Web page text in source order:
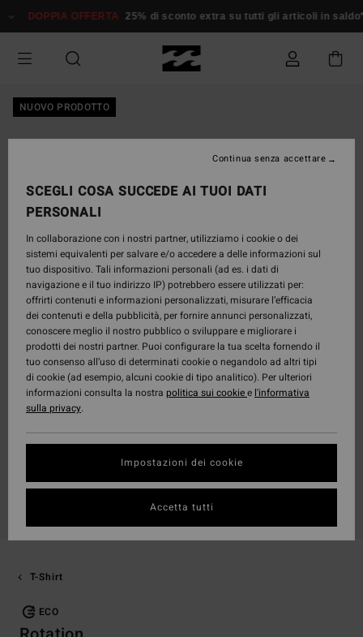
alle
prodotto
DOPPIA OFFERTA 25% di sconto extra su tutti gli articoli in saldo*
NUOVO PRODOTTO
T-Shirt
ECO
SCEGLI COSA SUCCEDE AI TUOI DATI
PERSONALI
In collaborazione con i nostri partner, utilizziamo i cookie o dei
sistemi equivalenti per salvare e/o accedere a delle informazioni sul
tuo dispositivo. Tali informazioni personali (ad es. i dati di
navigazione e il tuo indirizzo IP) potrebbero essere utilizzati per:
offrirti contenuti e informazioni personalizzati, misurare l’efficacia
dei contenuti e della pubblicità, per fornire annunci personalizzati,
conoscere meglio il nostro pubblico o sviluppare e migliorare i
prodotti dei nostri partner. Puoi configurare la tua scelta fornendo il
tuo consenso all’uso di determinati cookie o negandolo ad altri tipi
di cookie (ad esempio, alcuni cookie di tipo analitico). Per ulteriori
informazioni consulta la nostra politica sui cookiee l'informativa
sulla privacy.
Impostazioni dei cookie
Continua senza accettare
Accetta tutti